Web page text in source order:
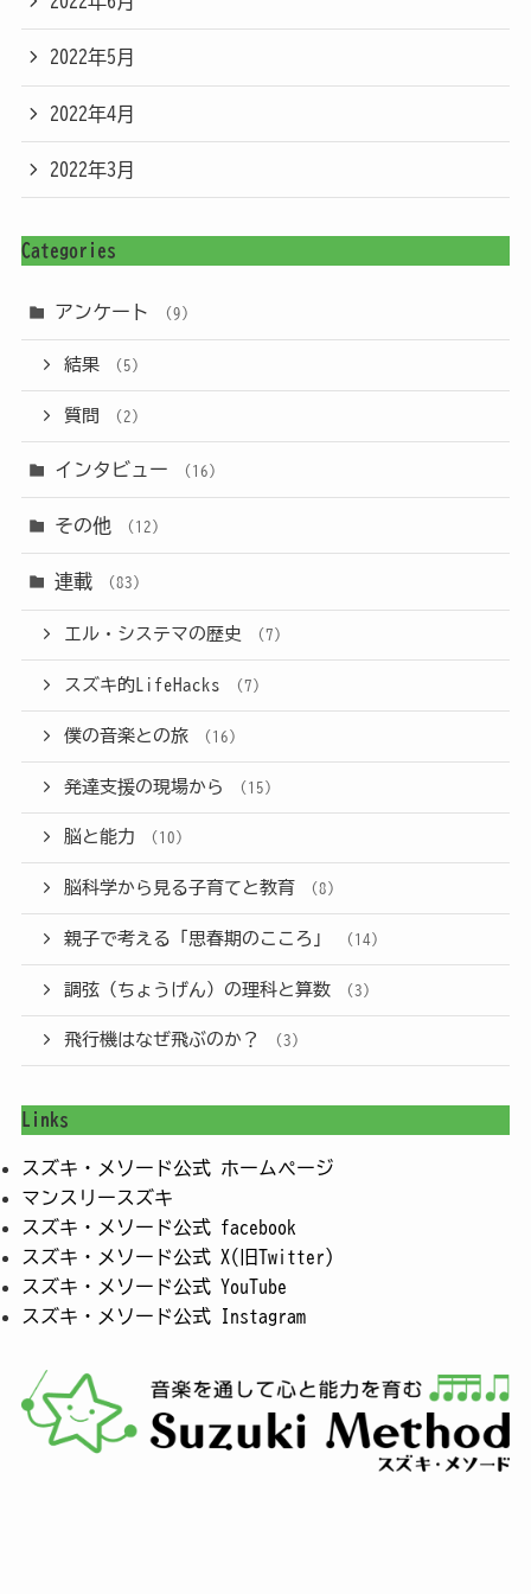
2022年5月
2022年4月
2022年3月
Categories
アンケート (9)
結果 (5)
質問 (2)
インタビュー (16)
その他 (12)
連載 (83)
エル・システマの歴史 (7)
スズキ的LifeHacks (7)
僕の音楽との旅 (16)
発達支援の現場から (15)
脳と能力 (10)
脳科学から見る子育てと教育 (8)
親子で考える「思春期のこころ」 (14)
調弦（ちょうげん）の理科と算数 (3)
飛行機はなぜ飛ぶのか？ (3)
Links
スズキ・メソード公式 ホームページ
マンスリースズキ
スズキ・メソード公式 facebook
スズキ・メソード公式 X(旧Twitter)
スズキ・メソード公式 YouTube
スズキ・メソード公式 Instagram